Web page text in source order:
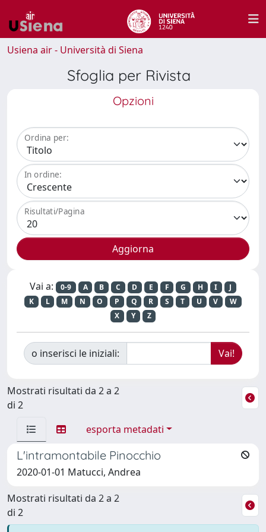
Usiena air - Università di Siena
Sfoglia per Rivista
Opzioni
Ordina per:
In ordine:
Risultati/Pagina
Vai a: 0-9 A B C D E F G H I
J
K
L M N O P Q R S T U V
W
X
Y Z
o inserisci le iniziali:
Mostrati risultati da 2 a 2
di 2
esporta metadati
L'intramontabile Pinocchio
2020-01-01 Matucci, Andrea
Mostrati risultati da 2 a 2
di 2